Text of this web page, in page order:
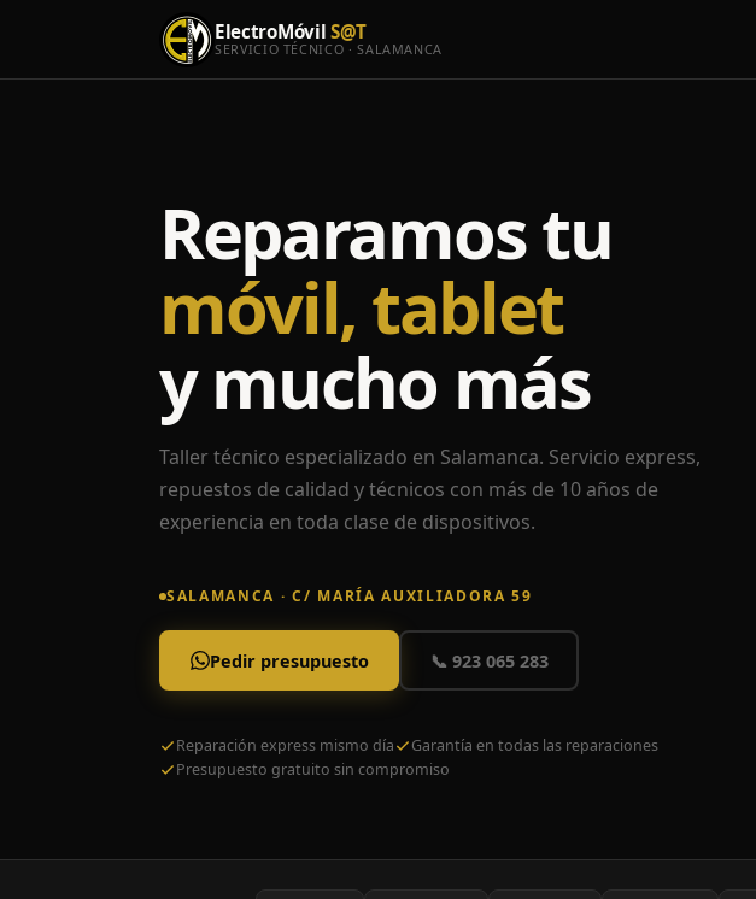
ElectroMóvilS@T
SERVICIO TÉCNICO · SALAMANCA
Reparamos tu
móvil, tablet
y mucho más
Taller técnico especializado en Salamanca. Servicio express,
repuestos de calidad y técnicos con más de 10 años de
experiencia en toda clase de dispositivos.
SALAMANCA · C/ MARÍA AUXILIADORA 59
Pedir presupuesto 📞 923 065 283
Reparación express mismo día
Garantía en todas las reparaciones
Presupuesto gratuito sin compromiso